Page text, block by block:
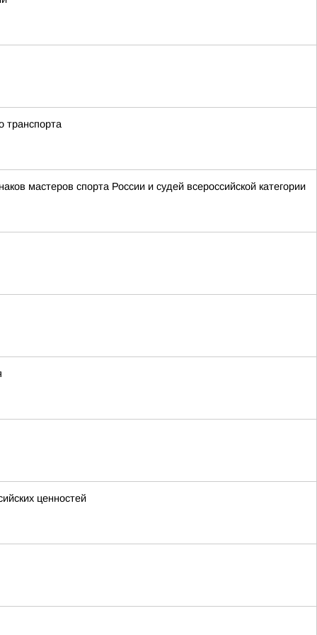
транспорта
мастеров спорта России и судей всероссийской категории
ценностей